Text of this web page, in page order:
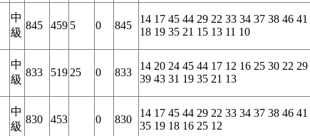
中
級
845 459 5 0 845
14 17 45 44 29 22 33 34 37 38 46
18 19 35 21 15 13 11 10
中
級
833 519 25 0 833
14 20 24 45 44 17 12 16 25 30 22
39 43 31 19 35 21 13
中
級
830 453 0 830
14 17 45 44 29 22 33 34 37 38 46
35 19 18 16 25 12